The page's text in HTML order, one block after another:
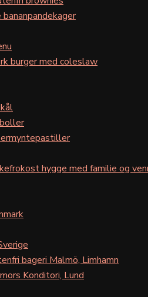
burger med coleslaw
hygge med familie og
bageri Malmö, Limhamn
Konditori, Lund